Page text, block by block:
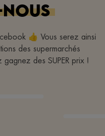
👍 Vous serez ainsi
des supermarchés
des SUPER prix !